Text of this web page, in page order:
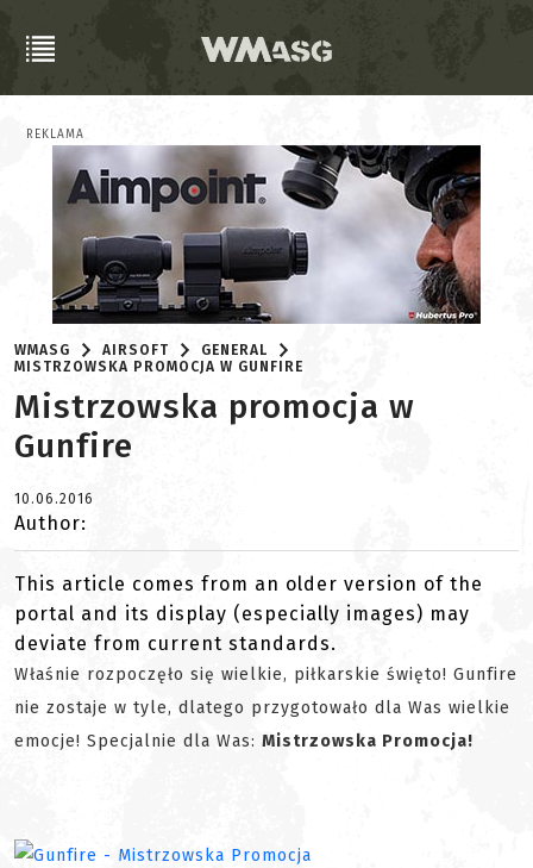
REKLAMA
WMASG AIRSOFT
GENERAL
MISTRZOWSKA PROMOCJA W GUNFIRE
Mistrzowska promocja w
Gunfire
10.06.2016
Author:
This article comes from an older version of the
portal and its display (especially images) may
deviate from current standards.
Właśnie rozpoczęło się wielkie, piłkarskie święto! Gunfire
nie zostaje w tyle, dlatego przygotowało dla Was wielkie
emocje! Specjalnie dla Was: Mistrzowska Promocja!